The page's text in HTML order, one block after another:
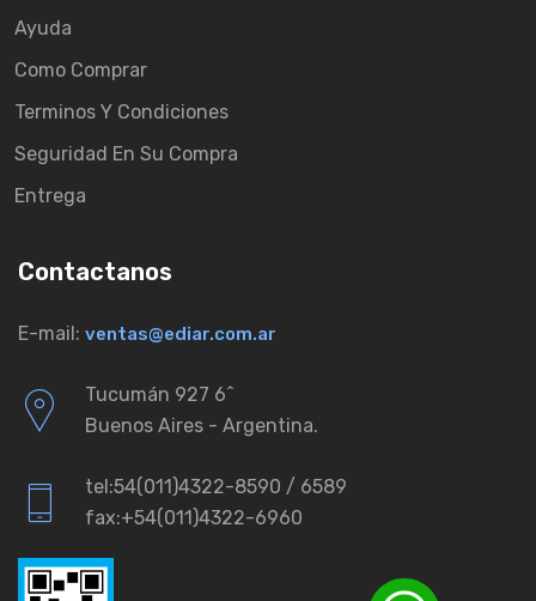
Ayuda
Como Comprar
Terminos Y Condiciones
Seguridad En Su Compra
Entrega
Contactanos
E-mail: ventas@ediar.com.ar
Tucumán 927 6ˆ
Buenos Aires - Argentina.
tel:54(011)4322-8590 / 6589
fax:+54(011)4322-6960